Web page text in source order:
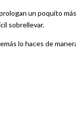
un poquito
sobrellevar.
lo haces de